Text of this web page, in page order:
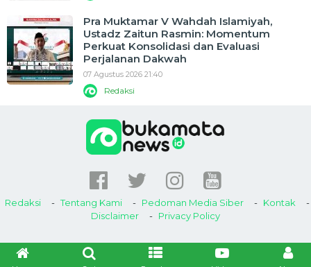
Pra Muktamar V Wahdah Islamiyah,
Ustadz Zaitun Rasmin: Momentum
Perkuat Konsolidasi dan Evaluasi
Perjalanan Dakwah
07 Agustus 2026 21:40
Redaksi
Redaksi Tentang Kami Pedoman Media Siber
Kontak
Disclaimer
Privacy Policy